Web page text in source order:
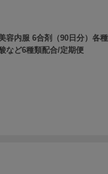
容内服 6合剤（90日分）各
など6種類配合/定期便